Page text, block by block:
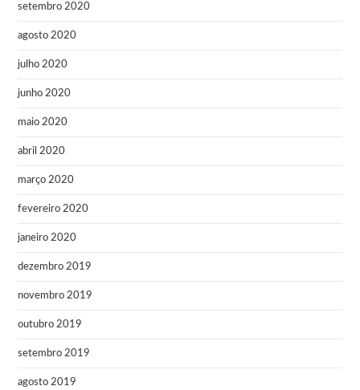
setembro 2020
agosto 2020
julho 2020
junho 2020
maio 2020
abril 2020
março 2020
fevereiro 2020
janeiro 2020
dezembro 2019
novembro 2019
outubro 2019
setembro 2019
agosto 2019